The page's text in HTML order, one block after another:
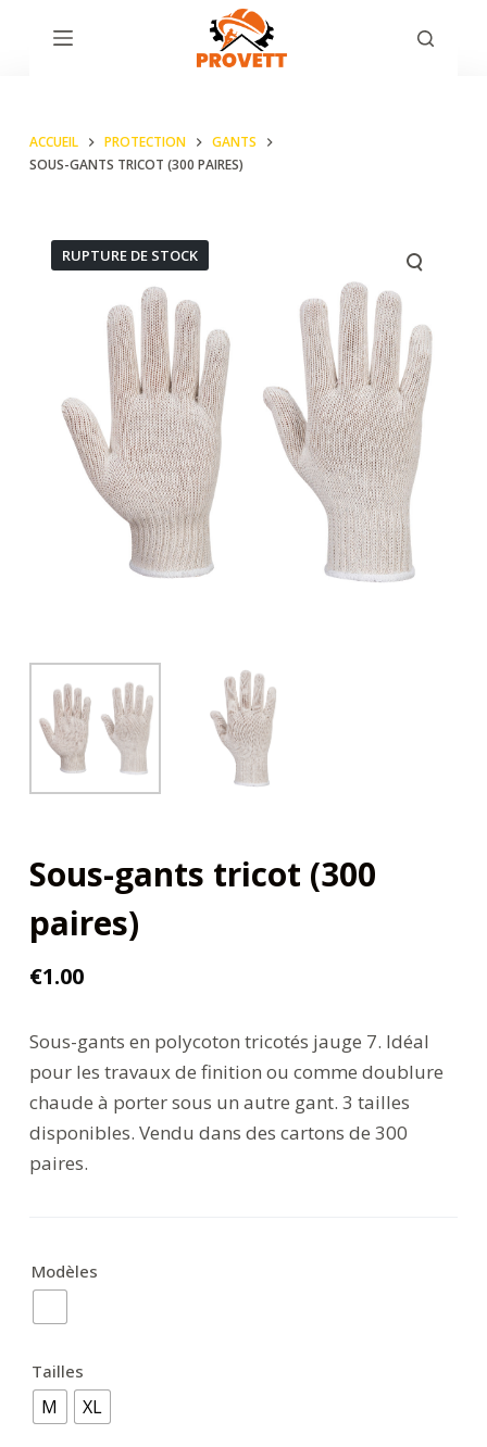
eACCUEIL PROTECTION
GANTS
SOUS-GANTS TRICOT (300 PAIRES)
RUPTURE DE STOCK
Sous-gants tricot (300
paires)
€1.00
Sous-gants en polycoton tricotés jauge 7. Idéal
pour les travaux de finition ou comme doublure
chaude à porter sous un autre gant. 3 tailles
disponibles. Vendu dans des cartons de 300
paires.
Modèles
Tailles
M XL